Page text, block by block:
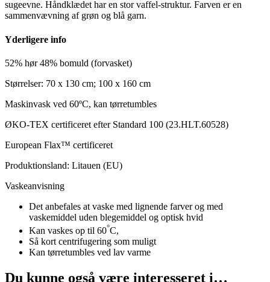
sugeevne. Håndklædet har en stor vaffel-struktur. Farven er en
sammenvævning af grøn og blå garn.
Yderligere info
52% hør 48% bomuld (forvasket)
Størrelser: 70 x 130 cm; 100 x 160 cm
Maskinvask ved 60ºC, kan tørretumbles
ØKO-TEX certificeret efter Standard 100 (23.HLT.60528)
European Flax™ certificeret
Produktionsland: Litauen (EU)
Vaskeanvisning
Det anbefales at vaske med lignende farver og med
vaskemiddel uden blegemiddel og optisk hvid
Kan vaskes op til 60°C,
Så kort centrifugering som muligt
Kan tørretumbles ved lav varme
Du kunne også være interesseret i…